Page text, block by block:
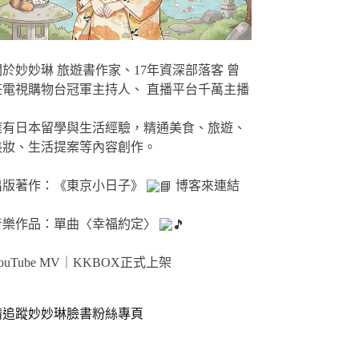
妙妙琳 旅遊書作家、17年資深部落客 曾
電視購物台冠軍主持人、 直播平台千萬主播
日本留學與生活經驗，精通美食、旅遊、
、生活提案等內容創作。
著作：《東京小日子》 博客來連結
作品：單曲〈幸福約定〉
MV｜KKBOX正式上架
追蹤妙妙琳臉書粉絲專頁